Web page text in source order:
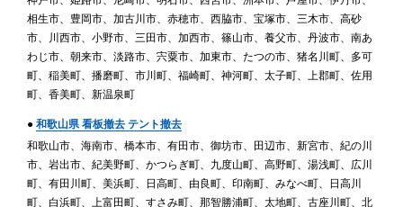
相生市、豊岡市、加古川市、赤穂市、西脇市、宝塚市、三木市、高砂
市、川西市、小野市、三田市、加西市、篠山市、養父市、丹波市、南あ
わじ市、朝来市、淡路市、宍粟市、加東市、たつの市、猪名川町、多可
町、稲美町、播磨町、市川町、福崎町、神河町、太子町、上郡町、佐用
町、香美町、新温泉町
● 和歌山県 看板撤去 テント撤去
和歌山市、海南市、橋本市、有田市、御坊市、田辺市、新宮市、紀の川
市、岩出市、紀美野町、かつらぎ町、九度山町、高野町、湯浅町、広川
町、有田川町、美浜町、日高町、由良町、印南町、みなべ町、日高川
町、白浜町、上富田町、すさみ町、那智勝浦町、太地町、古座川町、北